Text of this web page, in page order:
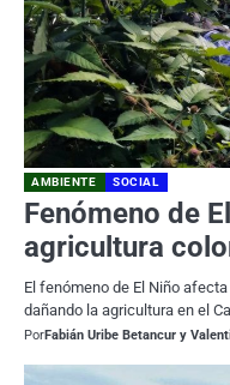
AMBIENTE SOCIAL
Fenómeno de
agricultura
El fenómeno de El Niño
dañando la agricultura en el
PorFabián Uribe Betancur y